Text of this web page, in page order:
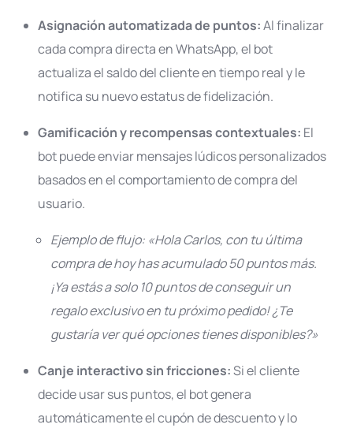
Asignación automatizada de puntos:Al finalizar
cada compra directa en WhatsApp, el bot
actualiza el saldo del cliente en tiempo real y le
notifica su nuevo estatus de fidelización.
Gamificación y recompensas contextuales: El
bot puede enviar mensajes lúdicos personalizados
basados en el comportamiento de compra del
usuario.
Ejemplo de flujo: «Hola Carlos, con tu última
compra de hoy has acumulado 50 puntos más.
¡Ya estás a solo 10 puntos de conseguir un
regalo exclusivo en tu próximo pedido! ¿Te
gustaría ver qué opciones tienes disponibles?»
Canje interactivo sin fricciones:Si el cliente
decide usar sus puntos, el bot genera
automáticamente el cupón de descuento y lo